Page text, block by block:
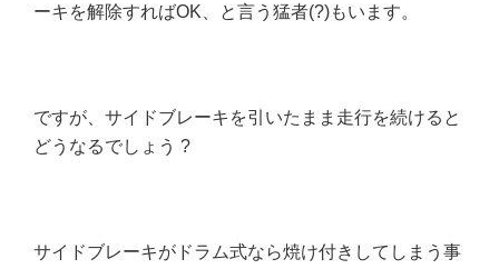
ーキを解除すればOK、と言う猛者(?)もいます。
ですが、サイドブレーキを引いたまま走行を続けると
どうなるでしょう ?
サイドブレーキがドラム式なら焼け付きしてしまう事